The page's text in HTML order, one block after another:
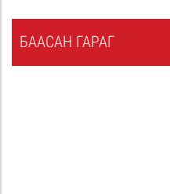
БААСАН ГАРАГ